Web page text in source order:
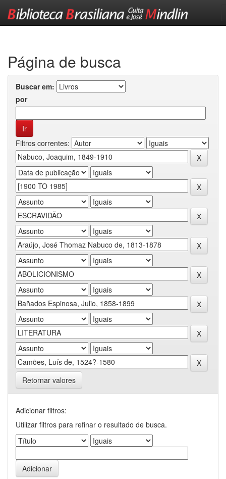
Página de busca
Buscar em:
por
Filtros correntes:
Retornar valores
Adicionar filtros:
Utilizar filtros para refinar o resultado de busca.